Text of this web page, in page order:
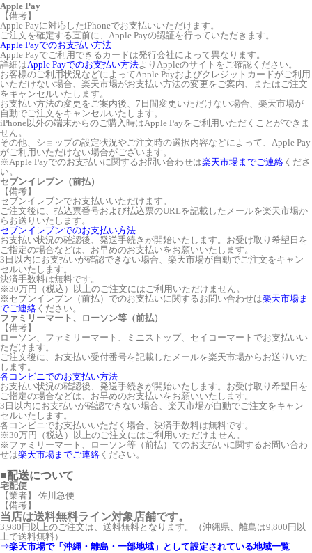
Apple Pay
【備考】
Apple Payに対応したiPhoneでお支払いいただけます。
ご注文を確定する直前に、Apple Payの認証を行っていただきます。
Apple Payでのお支払い方法
Apple Payでご利用できるカードは発行会社によって異なります。
詳細はApple Payでのお支払い方法よりAppleのサイトをご確認ください。
お客様のご利用状況などによってApple Payおよびクレジットカードがご利用
いただけない場合、楽天市場がお支払い方法の変更をご案内、またはご注文
をキャンセルいたします。
お支払い方法の変更をご案内後、7日間変更いただけない場合、楽天市場が
自動でご注文をキャンセルいたします。
iPhone以外の端末からのご購入時はApple Payをご利用いただくことができま
せん。
その他、ショップの設定状況やご注文時の選択内容などによって、Apple Pay
がご利用いただけない場合がございます。
※Apple Payでのお支払いに関するお問い合わせは楽天市場までご連絡 くださ
い。
セブンイレブン（前払）
【備考】
セブンイレブンでお支払いいただけます。
ご注文後に、払込票番号および払込票のURLを記載したメールを楽天市場か
らお送りいたします。
セブンイレブンでのお支払い方法
お支払い状況の確認後、発送手続きが開始いたします。お受け取り希望日を
ご指定の場合などは、お早めのお支払いをお願いいたします。
3日以内にお支払いが確認できない場合、楽天市場が自動でご注文をキャン
セルいたします。
決済手数料は無料です。
※30万円（税込）以上のご注文にはご利用いただけません。
※セブンイレブン（前払）でのお支払いに関するお問い合わせは楽天市場ま
でご連絡 ください。
ファミリーマート、ローソン等（前払）
【備考】
ローソン、ファミリーマート、ミニストップ、セイコーマートでお支払いい
ただけます。
ご注文後に、お支払い受付番号を記載したメールを楽天市場からお送りいた
します。
各コンビニでのお支払い方法
お支払い状況の確認後、発送手続きが開始いたします。お受け取り希望日を
ご指定の場合などは、お早めのお支払いをお願いいたします。
3日以内にお支払いが確認できない場合、楽天市場が自動でご注文をキャン
セルいたします。
各コンビニでお支払いいただく場合、決済手数料は無料です。
※30万円（税込）以上のご注文にはご利用いただけません。
※ファミリーマート、ローソン等（前払）でのお支払いに関するお問い合わ
せは楽天市場までご連絡 ください。
■配送について
宅配便
【業者】 佐川急便
【備考】
当店は送料無料ライン対象店舗です。
3,980円以上のご注文は、送料無料となります。（沖縄県、離島は9,800円以
上で送料無料）
⇒楽天市場で「沖縄・離島・一部地域」として設定されている地域一覧